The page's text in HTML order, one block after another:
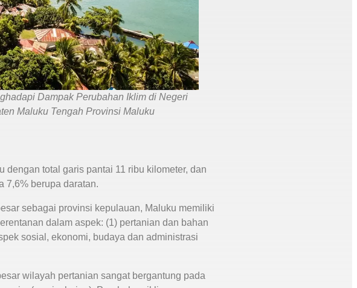
Dampak Perubahan Iklim di Negeri
Maluku Tengah Provinsi Maluku
total garis pantai 11 ribu kilometer, dan
7,6% berupa daratan.
sebagai provinsi kepulauan, Maluku memiliki
dalam aspek: (1) pertanian dan bahan
sosial, ekonomi, budaya dan administrasi
wilayah pertanian sangat bergantung pada